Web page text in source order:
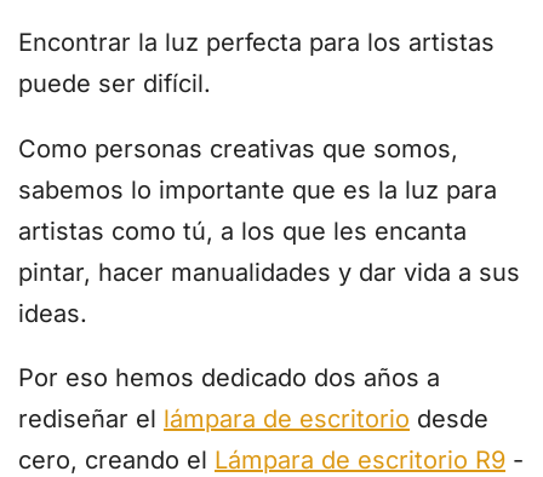
Encontrar la luz perfecta para los artistas
puede ser difícil.
Como personas creativas que somos,
sabemos lo importante que es la luz para
artistas como tú, a los que les encanta
pintar, hacer manualidades y dar vida a sus
ideas.
Por eso hemos dedicado dos años a
rediseñar el lámpara de escritorio desde
cero, creando el Lámpara de escritorio R9 -